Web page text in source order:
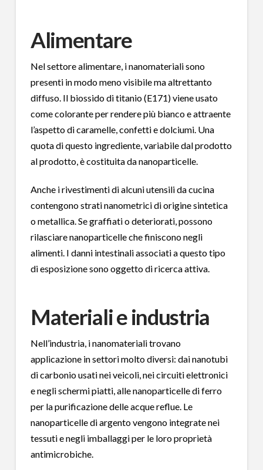
Alimentare
Nel settore alimentare, i nanomateriali sono
presenti in modo meno visibile ma altrettanto
diffuso. Il biossido di titanio (E171) viene usato
come colorante per rendere più bianco e attraente
l’aspetto di caramelle, confetti e dolciumi. Una
quota di questo ingrediente, variabile dal prodotto
al prodotto, è costituita da nanoparticelle.
Anche i rivestimenti di alcuni utensili da cucina
contengono strati nanometrici di origine sintetica
o metallica. Se graffiati o deteriorati, possono
rilasciare nanoparticelle che finiscono negli
alimenti. I danni intestinali associati a questo tipo
di esposizione sono oggetto di ricerca attiva.
Materiali e industria
Nell’industria, i nanomateriali trovano
applicazione in settori molto diversi: dai nanotubi
di carbonio usati nei veicoli, nei circuiti elettronici
e negli schermi piatti, alle nanoparticelle di ferro
per la purificazione delle acque reflue. Le
nanoparticelle di argento vengono integrate nei
tessuti e negli imballaggi per le loro proprietà
antimicrobiche.